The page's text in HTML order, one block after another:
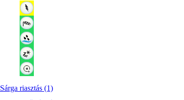
Sárga riasztás (1)